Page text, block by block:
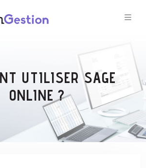
UTILISER SAGE
ONLINE ?